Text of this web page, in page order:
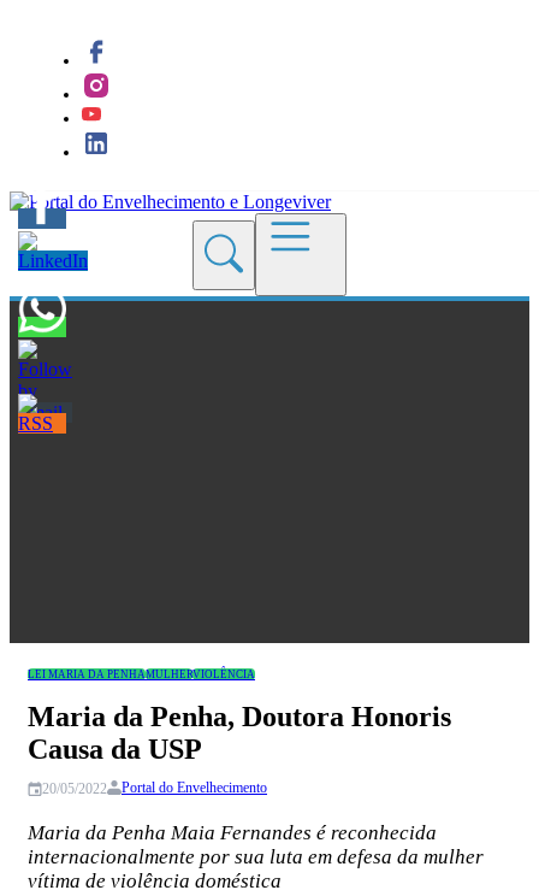
Quem Somos
LEI MARIA DA PENHAMULHERVIOLÊNCIA
Maria da Penha, Doutora Honoris
Causa da USP
20/05/2022 Portal do Envelhecimento
Maria da Penha Maia Fernandes é reconhecida
internacionalmente por sua luta em defesa da mulher
vítima de violência doméstica